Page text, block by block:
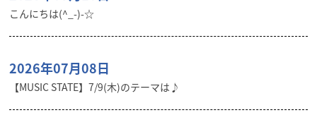
こんにちは(^_-)-☆
2026年07月08日
【MUSIC STATE】7/9(木)のテーマは♪